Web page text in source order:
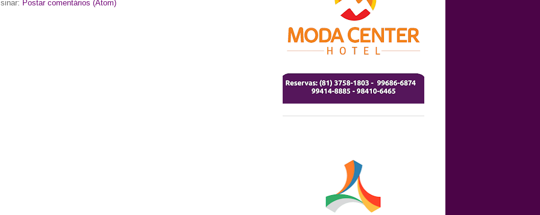
Postar comentários (Atom)